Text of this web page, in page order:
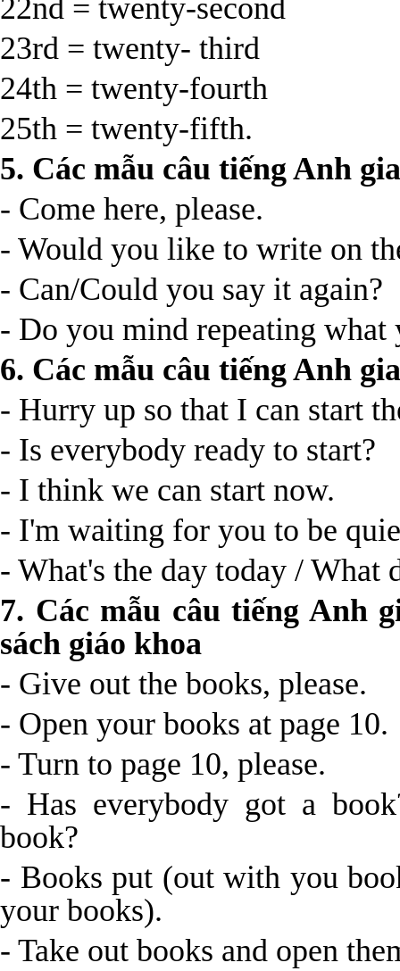
22nd = twenty-second
23rd = twenty- third
24th = twenty-fourth
25th = twenty-fifth.
5. Các mẫu câu tiếng Anh
- Come here, please.
- Would you like to write on
- Can/Could you say it again?
- Do you mind repeating what
6. Các mẫu câu tiếng Anh
- Hurry up so that I can start
- Is everybody ready to start?
- I think we can start now.
- I'm waiting for you to be
- What's the day today / What
7. Các mẫu câu tiếng Anh
sách giáo khoa
- Give out the books, please.
- Open your books at page 10.
- Turn to page 10, please.
- Has everybody got a
book?
- Books put (out with you
your books).
- Take out books and open